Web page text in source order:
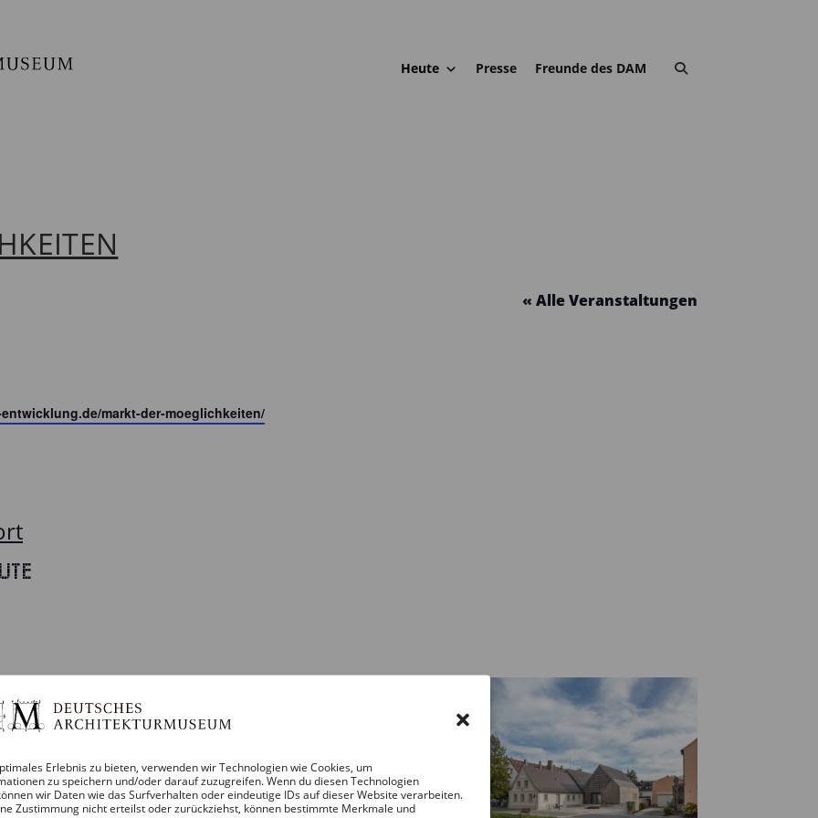
Erlebnis zu bieten, verwenden wir Technologien wie Cookies, um
zu speichern und/oder darauf zuzugreifen. Wenn du diesen Technologien
wir Daten wie das Surfverhalten oder eindeutige IDs auf dieser Website verarbeiten.
Zustimmung nicht erteilst oder zurückziehst, können bestimmte Merkmale und
Heute Presse Freunde des DAM
« Alle Veranstaltungen
markt-der-moeglichkeiten/
SCHÖN HIER. Architektur auf dem Land
Cube Berlin, Messedamm 22, Berlin
Wohnhäusern und Bürogebäuden über Werkstätten,